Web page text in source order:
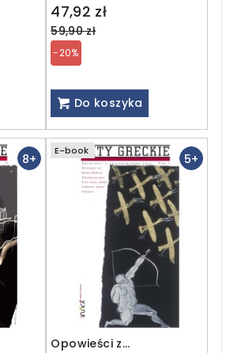
47,92 zł
Regular
price
59,90 zł
-20%
Do koszyka
8+ 5+
E-book
Opowieści z